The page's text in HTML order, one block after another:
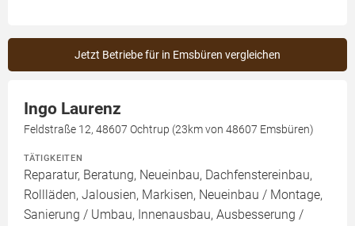
Jetzt Betriebe für in Emsbüren vergleichen
Ingo Laurenz
Feldstraße 12, 48607 Ochtrup (23km von 48607 Emsbüren)
TÄTIGKEITEN
Reparatur, Beratung, Neueinbau, Dachfenstereinbau,
Rollläden, Jalousien, Markisen, Neueinbau / Montage,
Sanierung / Umbau, Innenausbau, Ausbesserung /